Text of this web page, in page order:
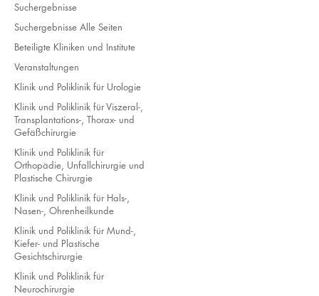
Suchergebnisse
Suchergebnisse Alle Seiten
Beteiligte Kliniken und Institute
Veranstaltungen
Klinik und Poliklinik für Urologie
Klinik und Poliklinik für Viszeral-,
Transplantations-, Thorax- und
Gefäßchirurgie
Klinik und Poliklinik für
Orthopädie, Unfallchirurgie und
Plastische Chirurgie
Klinik und Poliklinik für Hals-,
Nasen-, Ohrenheilkunde
Klinik und Poliklinik für Mund-,
Kiefer- und Plastische
Gesichtschirurgie
Klinik und Poliklinik für
Neurochirurgie